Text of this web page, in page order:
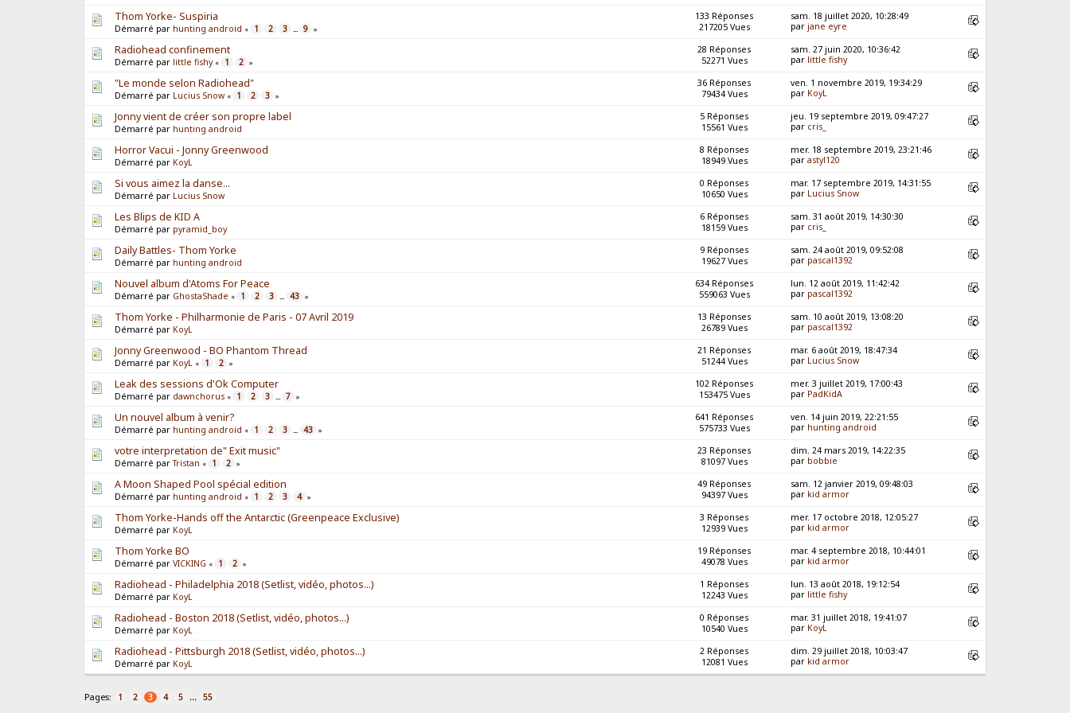
Thom Yorke- Suspiria
Démarré par hunting android « 1 2 3 ... 9 »
133 Réponses
217205 Vues
sam. 18 juillet 2020, 10:28:49
par jane eyre
Radiohead confinement
Démarré par little fishy « 1 2 »
28 Réponses
52271 Vues
sam. 27 juin 2020, 10:36:42
par little fishy
"Le monde selon Radiohead"
Démarré par Lucius Snow « 1 2 3 »
36 Réponses
79434 Vues
ven. 1 novembre 2019, 19:34:29
par KoyL
Jonny vient de créer son propre label
Démarré par hunting android
5 Réponses
15561 Vues
jeu. 19 septembre 2019, 09:47:27
par cris_
Horror Vacui - Jonny Greenwood
Démarré par KoyL
8 Réponses
18949 Vues
mer. 18 septembre 2019, 23:21:46
par astyl120
Si vous aimez la danse...
Démarré par Lucius Snow
0 Réponses
10650 Vues
mar. 17 septembre 2019, 14:31:55
par Lucius Snow
Les Blips de KID A
Démarré par pyramid_boy
6 Réponses
18159 Vues
sam. 31 août 2019, 14:30:30
par cris_
Daily Battles- Thom Yorke
Démarré par hunting android
9 Réponses
19627 Vues
sam. 24 août 2019, 09:52:08
par pascal1392
Nouvel album d'Atoms For Peace
Démarré par GhostaShade « 1 2 3 ... 43 »
634 Réponses
559063 Vues
lun. 12 août 2019, 11:42:42
par pascal1392
Thom Yorke - Philharmonie de Paris - 07 Avril 2019
Démarré par KoyL
13 Réponses
26789 Vues
sam. 10 août 2019, 13:08:20
par pascal1392
Jonny Greenwood - BO Phantom Thread
Démarré par KoyL « 1 2 »
21 Réponses
51244 Vues
mar. 6 août 2019, 18:47:34
par Lucius Snow
Leak des sessions d'Ok Computer
Démarré par dawnchorus « 1 2 3 ... 7 »
102 Réponses
153475 Vues
mer. 3 juillet 2019, 17:00:43
par PadKidA
Un nouvel album à venir?
Démarré par hunting android « 1 2 3 ... 43 »
641 Réponses
575733 Vues
ven. 14 juin 2019, 22:21:55
par hunting android
votre interpretation de" Exit music"
Démarré parTristan « 1 2 »
23 Réponses
81097 Vues
dim. 24 mars 2019, 14:22:35
par bobbie
A Moon Shaped Pool spécial edition
Démarré par hunting android « 1 2 3 4 »
49 Réponses
94397 Vues
sam. 12 janvier 2019, 09:48:03
par kid armor
Thom Yorke-Hands off the Antarctic (Greenpeace Exclusive)
Démarré par KoyL
3 Réponses
12939 Vues
mer. 17 octobre 2018, 12:05:27
par kid armor
Thom Yorke BO
Démarré par VICKING « 1 2 »
19 Réponses
49078 Vues
mar. 4 septembre 2018, 10:44:01
par kid armor
Radiohead - Philadelphia 2018 (Setlist, vidéo, photos...)
Démarré par KoyL
1 Réponses
12243 Vues
lun. 13 août 2018, 19:12:54
par little fishy
Radiohead - Boston 2018 (Setlist, vidéo, photos...)
Démarré par KoyL
0 Réponses
10540 Vues
mar. 31 juillet 2018, 19:41:07
par KoyL
Radiohead - Pittsburgh 2018 (Setlist, vidéo, photos...)
Démarré par KoyL
2 Réponses
12081 Vues
dim. 29 juillet 2018, 10:03:47
par kid armor
Pages: 1 2 3 4 5 ... 55